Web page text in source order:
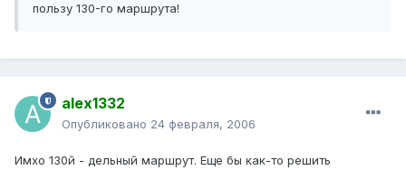
пользу 130-го маршрута!
alex1332
Опубликовано 24 февраля, 2006
Имхо 130й - дельный маршрут. Еще бы как-то решить